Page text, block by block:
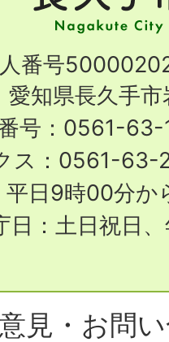
市
City
番号
知県長久手市
号：0561-63-
ス：0561-63-
平日9時00分か
日：土日祝日
見・お問